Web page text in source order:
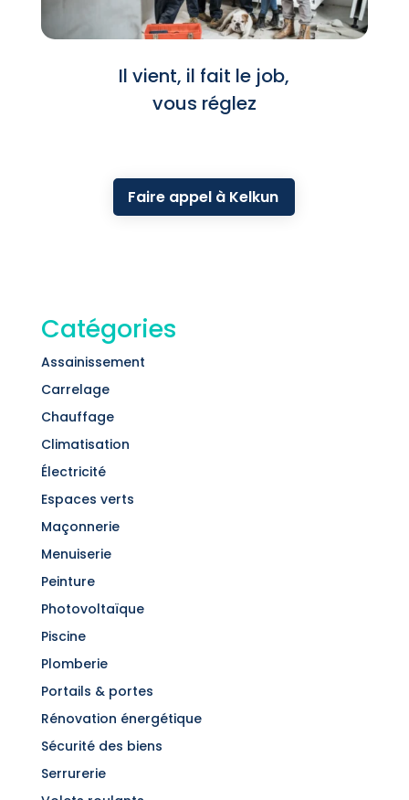
Il vient, il fait le job,
vous réglez
Faire appel à Kelkun
Catégories
Assainissement
Carrelage
Chauffage
Climatisation
Électricité
Espaces verts
Maçonnerie
Menuiserie
Peinture
Photovoltaïque
Piscine
Plomberie
Portails & portes
Rénovation énergétique
Sécurité des biens
Serrurerie